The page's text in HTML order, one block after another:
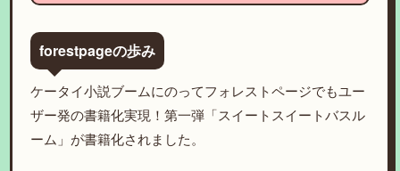
forestpageの歩み
ケータイ小説ブームにのってフォレストページでもユー
ザー発の書籍化実現！第一弾「スイートスイートバスル
ーム」が書籍化されました。